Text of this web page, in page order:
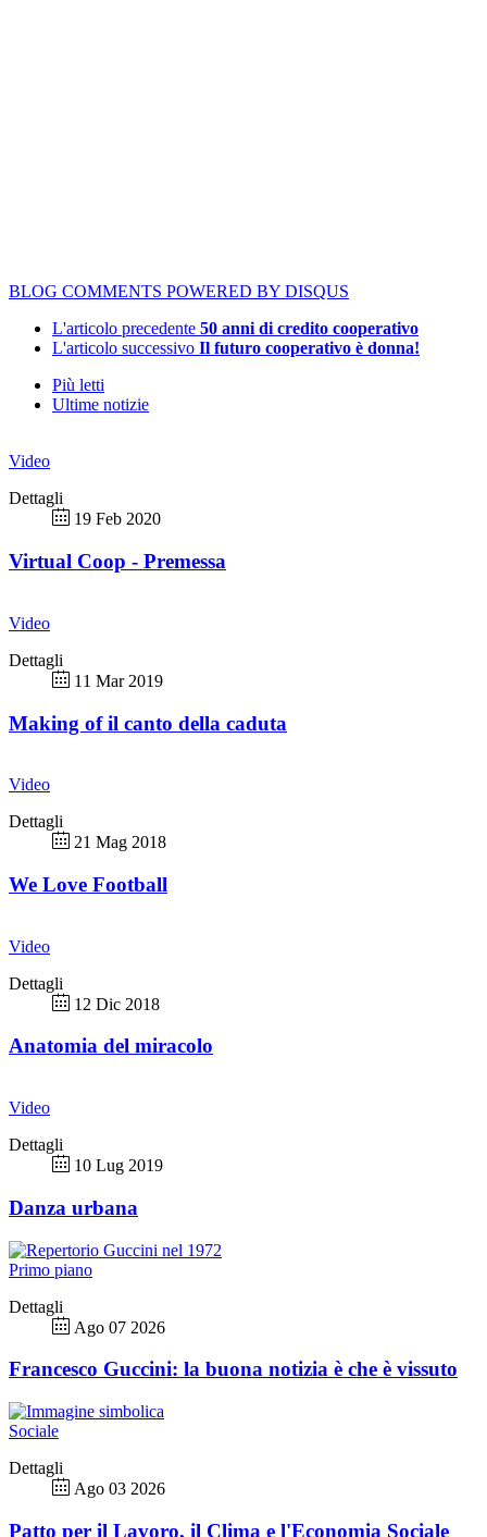
BLOG COMMENTS POWERED BY DISQUS
L'articolo precedente 50 anni di credito cooperativo
L'articolo successivo Il futuro cooperativo è donna!
Più letti
Ultime notizie
Video
Dettagli
19 Feb 2020
Virtual Coop - Premessa
Video
Dettagli
11 Mar 2019
Making of il canto della caduta
Video
Dettagli
21 Mag 2018
We Love Football
Video
Dettagli
12 Dic 2018
Anatomia del miracolo
Video
Dettagli
10 Lug 2019
Danza urbana
Primo piano
Dettagli
Ago 07 2026
Francesco Guccini: la buona notizia è che è vissuto
Sociale
Dettagli
Ago 03 2026
Patto per il Lavoro, il Clima e l'Economia Sociale